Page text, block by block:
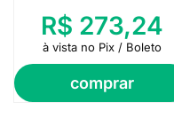
comprar
R$ 273,24
à vista no Pix / Boleto